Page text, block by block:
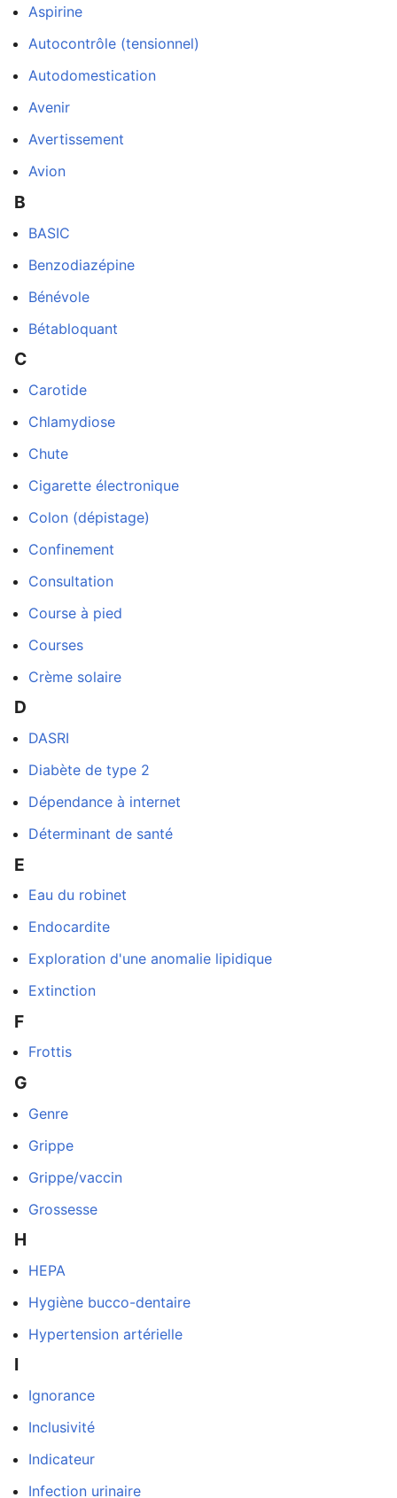
dans
une
Aspirine
Autocontrôle (tensionnel)
Autodomestication
Avenir
Avertissement
Avion
B
BASIC
Benzodiazépine
Bénévole
Bétabloquant
C
Carotide
Chlamydiose
Chute
Cigarette électronique
Colon (dépistage)
Confinement
Consultation
Course à pied
Courses
Crème solaire
D
DASRI
Diabète de type 2
Dépendance à internet
Déterminant de santé
E
Eau du robinet
Endocardite
Exploration d'une anomalie lipidique
Extinction
F
Frottis
G
Genre
Grippe
Grippe/vaccin
Grossesse
H
HEPA
Hygiène bucco-dentaire
Hypertension artérielle
I
Ignorance
Inclusivité
Indicateur
Infection urinaire